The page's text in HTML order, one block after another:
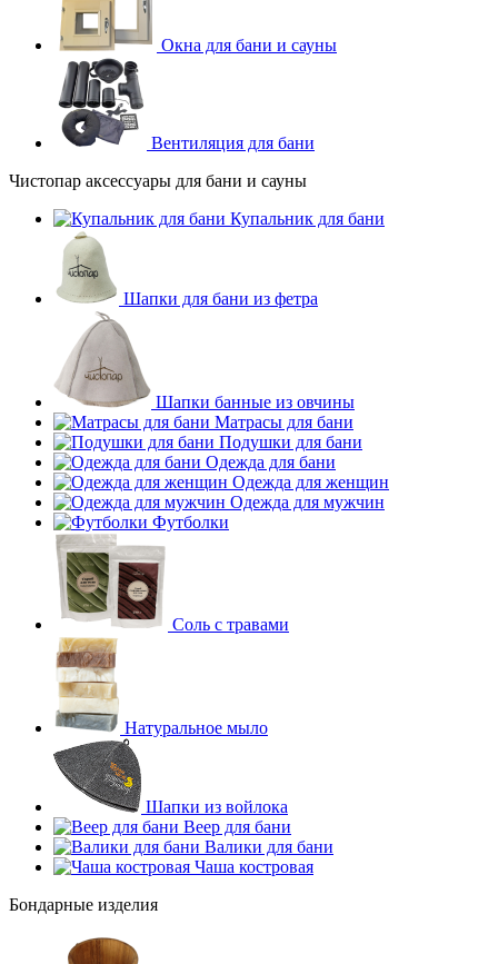
Окна для бани и сауны
Вентиляция для бани
Чистопар аксессуары для бани и сауны
Купальник для бани
Шапки для бани из фетра
Шапки банные из овчины
Матрасы для бани
Подушки для бани
Одежда для бани
Одежда для женщин
Одежда для мужчин
Футболки
Соль с травами
Натуральное мыло
Шапки из войлока
Веер для бани
Валики для бани
Чаша костровая
Бондарные изделия